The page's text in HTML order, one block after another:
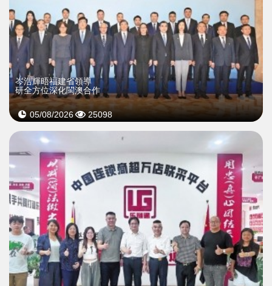
岑浩輝晤福建省領導
研全方位深化閩澳合作
05/08/2026 25098